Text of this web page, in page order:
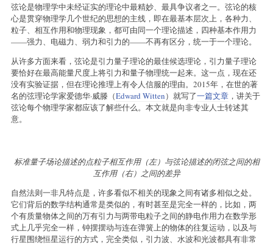
弦论是物理学中未经证实的理论中最精妙、最具争议者之一。弦论的核
心是贯穿物理学几个世纪的思想的主线，即在最基本层次上，各种力、
粒子、相互作用和物理现象，都可由同一个理论描述，四种基本作用力
——强力、电磁力、弱力和引力的——不再有区分，统一于一个理论。
从许多方面来看，弦论是引力量子理论的最佳候选理论，引力量子理论
要恰好在最高能量尺度上将引力和量子物理统一起来。这一点，现在还
没有实验证据，但在理论推理上有令人信服的理由。2015年，在世的著
名的弦理论学家爱德华·威滕（Edward Witten）就写了一篇文章 ，讲关于
弦论每个物理学家都应该了解些什么。本文就是向非专业人士转述其
意。
标准量子场论描述的点粒子相互作用（左）与弦论描述的闭弦之间的相
互作用（右）之间的差异
自然法则一非凡特点是，许多看似不相关的现象之间有诸多相似之处。
它们背后的数学结构通常是类似的，有时甚至是完全一样的，比如，两
个有质量物体之间的万有引力与两带电粒子之间的静电作用力在数学形
式上几乎完全一样，钟摆摆动与连在弹簧上的物体的往复运动，以及与
行星围绕恒星运行的方式，完全类似，引力波、水波和光波都具有非常